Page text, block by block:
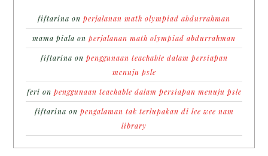
fiftarina on perjalanan math olympiad abdurrahman
mama piala on perjalanan math olympiad abdurrahman
fiftarina on penggunaan teachable dalam persiapan
menuju psle
feri on penggunaan teachable dalam persiapan menuju psle
fiftarina on pengalaman tak terlupakan di lee wee nam
library